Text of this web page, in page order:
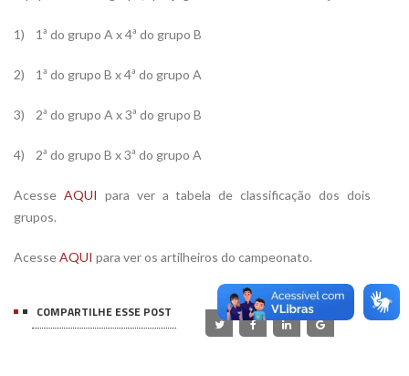
1) 1ª do grupo A x 4ª do grupo B
2) 1ª do grupo B x 4ª do grupo A
3) 2ª do grupo A x 3ª do grupo B
4) 2ª do grupo B x 3ª do grupo A
Acesse AQUI para ver a tabela de classificação dos dois
grupos.
AcesseAQUI para ver os artilheiros do campeonato.
COMPARTILHE ESSE POST